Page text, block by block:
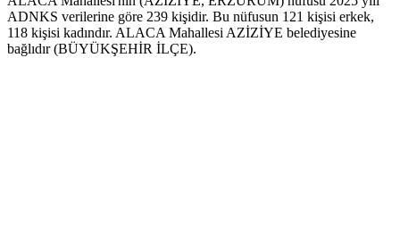
ADNKS verilerine göre 239 kişidir. Bu nüfusun 121 kişisi erkek,
118 kişisi kadındır. ALACA Mahallesi AZİZİYE belediyesine
bağlıdır (BÜYÜKŞEHİR İLÇE).